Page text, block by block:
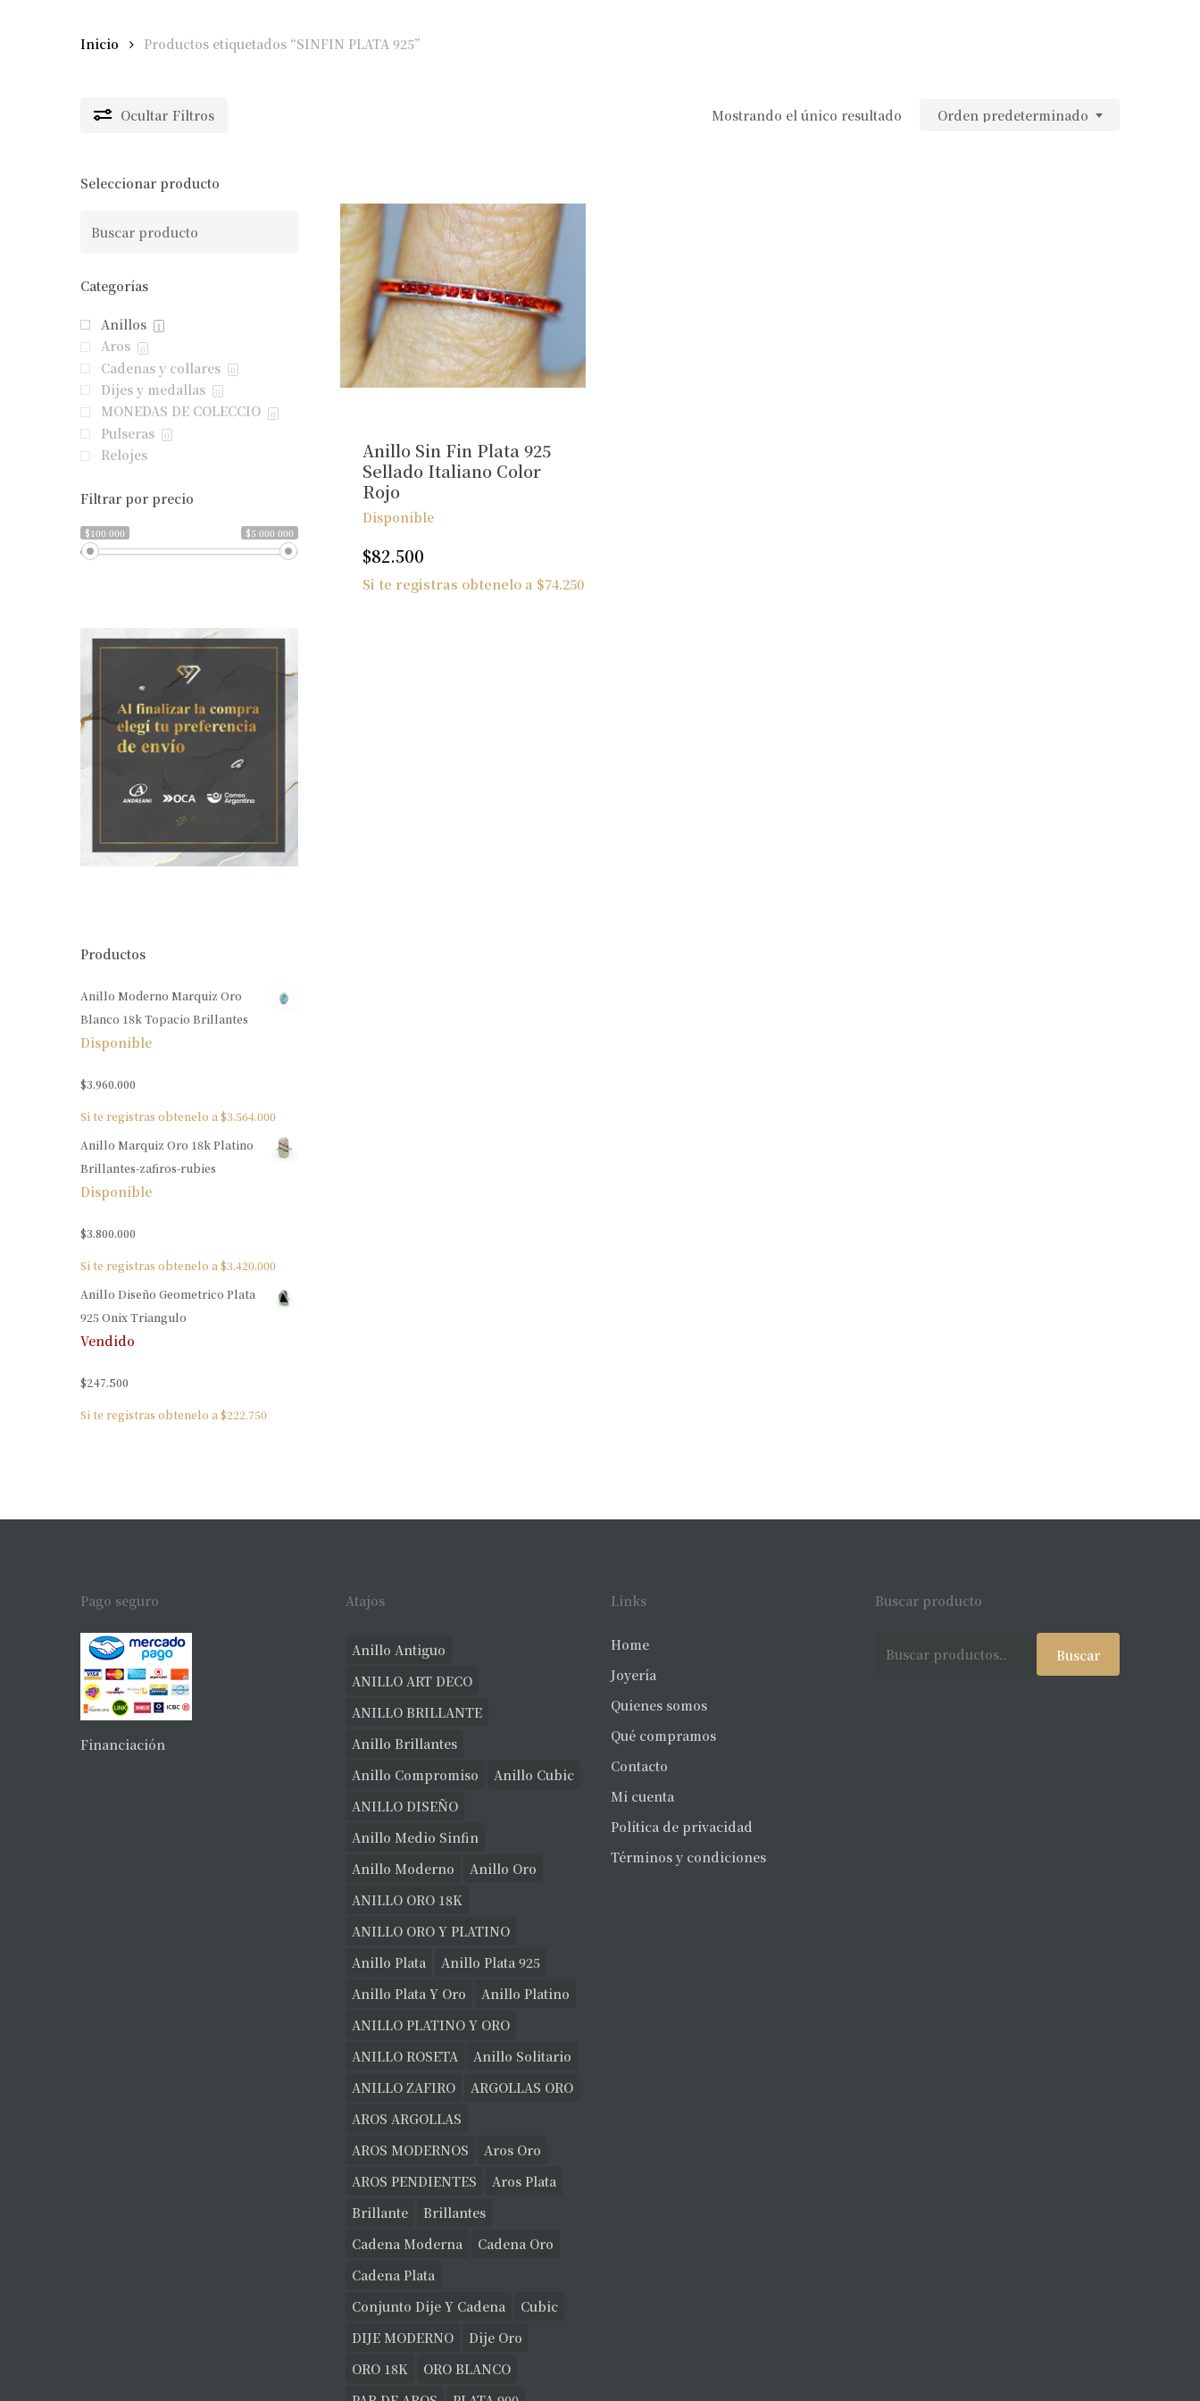
Inicio Productos etiquetados “SINFIN PLATA 925”
Ocultar Filtros Mostrando el único resultado Orden predeterminado
Seleccionar producto
Categorías
Anillos 1
Aros 0
Cadenas y collares 0
Dijes y medallas 0
MONEDAS DE COLECCIO 0
Pulseras 0
Relojes
Filtrar por precio
$100 000 $5 000 000
Productos
Anillo Moderno Marquiz Oro
Blanco 18k Topacio Brillantes
Disponible
$3.960.000
Si te registras obtenelo a $3.564.000
Anillo Marquiz Oro 18k Platino
Brillantes-zafiros-rubies
Disponible
$3.800.000
Si te registras obtenelo a $3.420.000
Anillo Diseño Geometrico Plata
925 Onix Triangulo
Vendido
$247.500
Si te registras obtenelo a $222.750
Anillo Sin Fin Plata 925
Sellado Italiano Color
Rojo
Disponible
$82.500
Si te registras obtenelo a $74.250
Pago seguro
Financiación
Atajos
Anillo Antiguo
ANILLO ART DECO
ANILLO BRILLANTE
Anillo Brillantes
Anillo Compromiso
Anillo Cubic
ANILLO DISEÑO
Anillo Medio Sinfin
Anillo Moderno
Anillo Oro
ANILLO ORO 18K
ANILLO ORO Y PLATINO
Anillo Plata
Anillo Plata 925
Anillo Plata Y Oro
Anillo Platino
ANILLO PLATINO Y ORO
ANILLO ROSETA
Anillo Solitario
ANILLO ZAFIRO
ARGOLLAS ORO
AROS ARGOLLAS
AROS MODERNOS
Aros Oro
AROS PENDIENTES
Aros Plata
Brillante
Brillantes
Cadena Moderna
Cadena Oro
Cadena Plata
Conjunto Dije Y Cadena
Cubic
DIJE MODERNO
Dije Oro
ORO 18K
ORO BLANCO
Links
Home
Joyería
Quienes somos
Qué compramos
Contacto
Mi cuenta
Política de privacidad
Términos y condiciones
Buscar producto
Buscar